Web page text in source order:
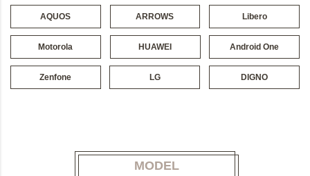
AQUOS ARROWS Libero
Motorola HUAWEI Android One
Zenfone LG DIGNO
MODEL